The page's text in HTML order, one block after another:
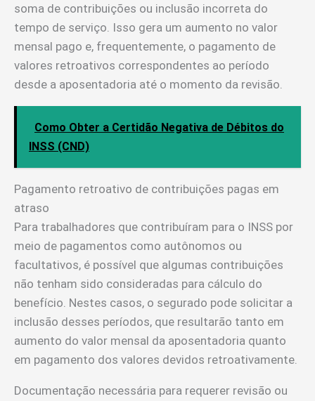
soma de contribuições ou inclusão incorreta do
tempo de serviço. Isso gera um aumento no valor
mensal pago e, frequentemente, o pagamento de
valores retroativos correspondentes ao período
desde a aposentadoria até o momento da revisão.
Como Obter a Certidão Negativa de Débitos do
INSS (CND)
Pagamento retroativo de contribuições pagas em
atraso
Para trabalhadores que contribuíram para o INSS por
meio de pagamentos como autônomos ou
facultativos, é possível que algumas contribuições
não tenham sido consideradas para cálculo do
benefício. Nestes casos, o segurado pode solicitar a
inclusão desses períodos, que resultarão tanto em
aumento do valor mensal da aposentadoria quanto
em pagamento dos valores devidos retroativamente.
Documentação necessária para requerer revisão ou